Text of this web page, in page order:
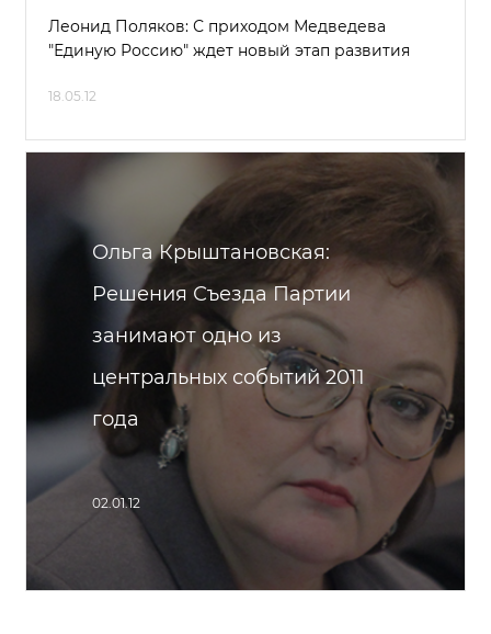
Леонид Поляков: С приходом Медведева
"Единую Россию" ждет новый этап развития
18.05.12
Ольга Крыштановская:
Решения Съезда Партии
занимают одно из
центральных событий 2011
года
02.01.12